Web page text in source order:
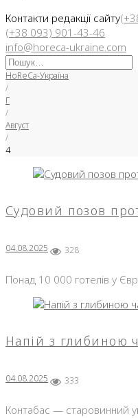
Контакти редакції сайту
(+38 093) 901-43-46
info@horeca-ukraine.com
Искать:
HoReCa-Україна
/
Г
/
Август
/
4
Судовий позов
04.08.2025 328
Понад 10 000 готелів у
Напій з глибиною
04.08.2025 333
Контабас — старовинний